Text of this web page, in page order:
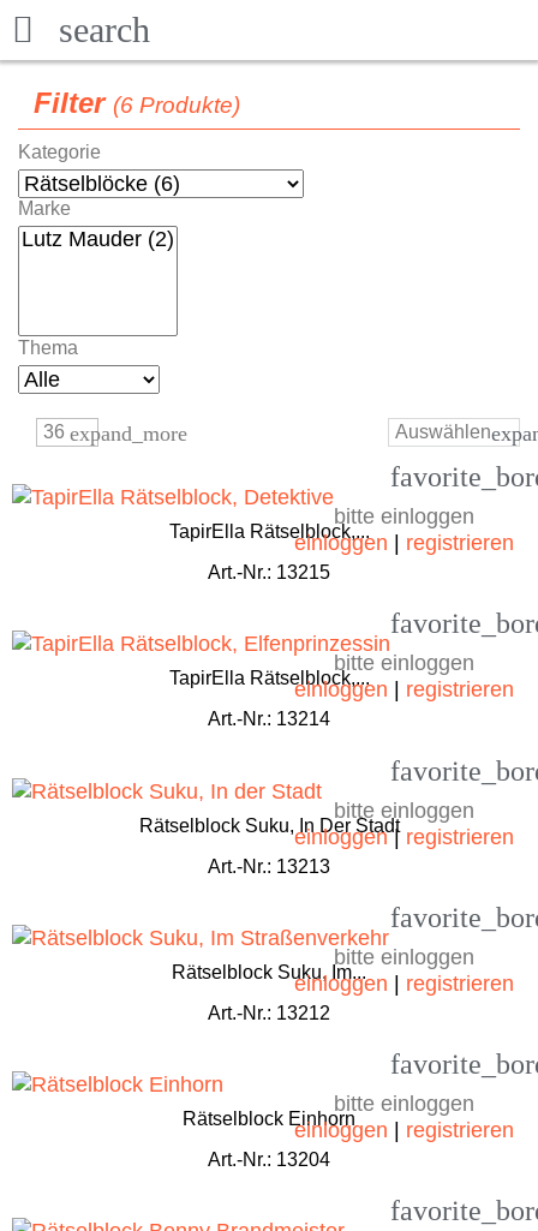
 search
Filter (6 Produkte)
Kategorie
Marke
Thema
36 expand_more Auswählen
TapirElla Rätselblock,...
Art.-Nr.: 13215
bitte einloggen
einloggen
registrieren
TapirElla Rätselblock,...
Art.-Nr.: 13214
bitte einloggen
einloggen
registrieren
Rätselblock Suku, In Der Stadt
Art.-Nr.: 13213
bitte einloggen
einloggen| registrieren
Rätselblock Suku, Im...
Art.-Nr.: 13212
bitte einloggen
einloggen | registrieren
Rätselblock Einhorn
Art.-Nr.: 13204
bitte einloggen
einloggen
registrieren